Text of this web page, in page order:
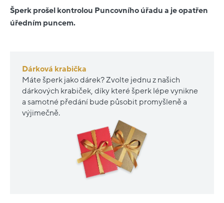
Šperk prošel kontrolou Puncovního úřadu a je opatřen
úředním puncem.
Dárková krabička
Máte šperk jako dárek? Zvolte jednu z našich
dárkových krabiček, díky které šperk lépe vynikne
a samotné předání bude působit promyšleně a
výjimečně.